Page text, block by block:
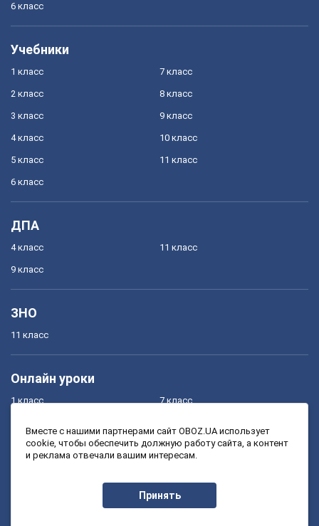
6 класс
Учебники
1 класс
2 класс
3 класс
4 класс
5 класс
6 класс
7 класс
8 класс
9 класс
10 класс
11 класс
ДПА
4 класс
9 класс
11 класс
ЗНО
11 класс
Онлайн уроки
1 класс
3 класс
7 класс
9 класс
Вместе с нашими партнерами сайт OBOZ.UA использует
cookie, чтобы обеспечить должную работу сайта, а контент
и реклама отвечали вашим интересам.
Принять